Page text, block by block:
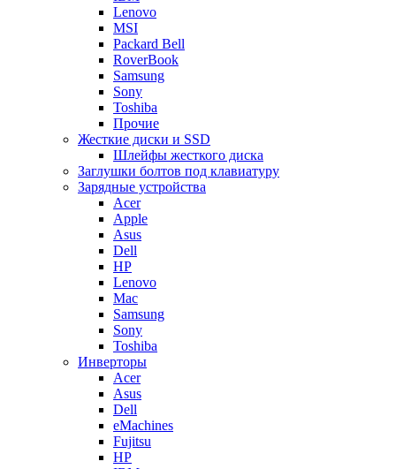
Lenovo
MSI
Packard Bell
RoverBook
Samsung
Sony
Toshiba
Прочие
Жесткие диски и SSD
Шлейфы жесткого диска
Заглушки болтов под клавиатуру
Зарядные устройства
Acer
Apple
Asus
Dell
HP
Lenovo
Mac
Samsung
Sony
Toshiba
Инверторы
Acer
Asus
Dell
eMachines
Fujitsu
HP